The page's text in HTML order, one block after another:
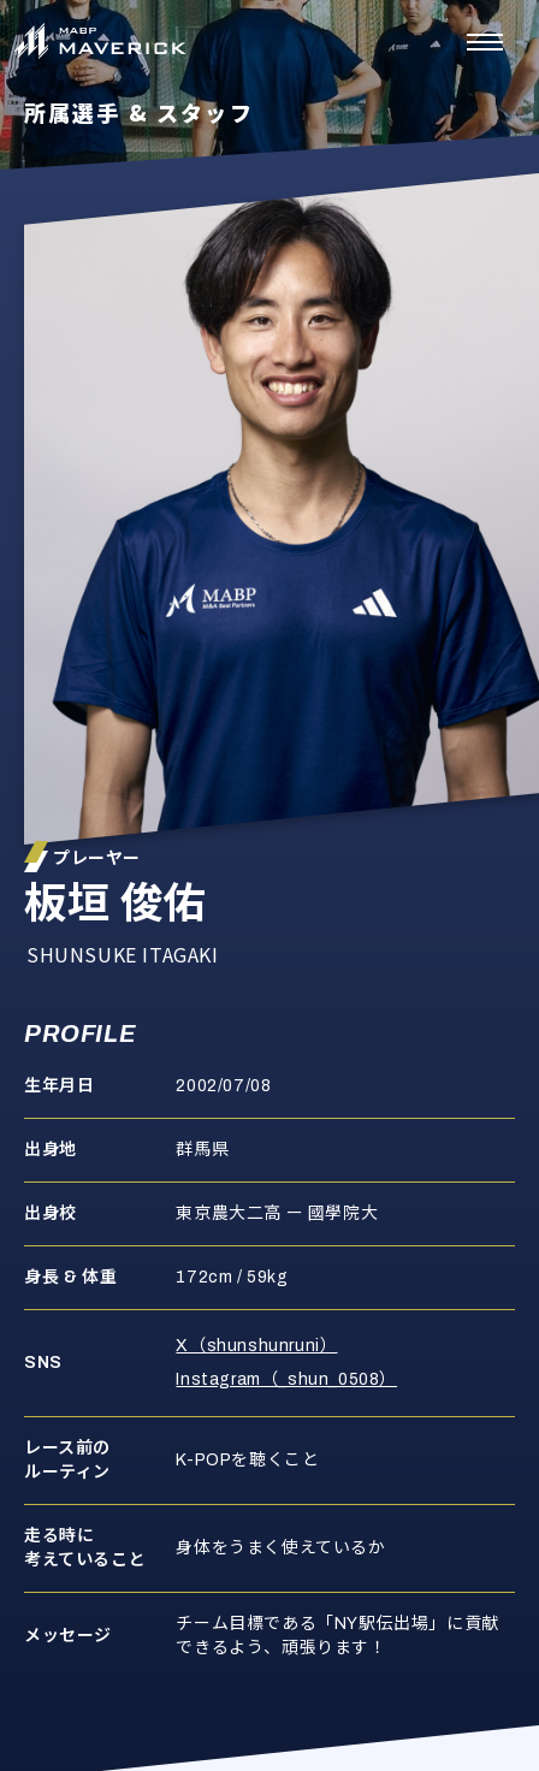
所属選手 & スタッフ
プレーヤー
板垣 俊佑
SHUNSUKE ITAGAKI
PROFILE
生年月日 2002/07/08
出身地 群馬県
出身校 東京農大二高 ー 國學院大
身長 & 体重 172cm / 59kg
SNS
X（shunshunruni）
Instagram（_shun_0508）
レース前の
ルーティン
K-POPを聴くこと
走る時に
考えていること
身体をうまく使えているか
メッセージ
チーム目標である「NY駅伝出場」に貢献
できるよう、頑張ります！